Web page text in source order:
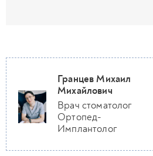
Гранцев Михаил
Михайлович
Врач стоматолог
Ортопед-
Имплантолог